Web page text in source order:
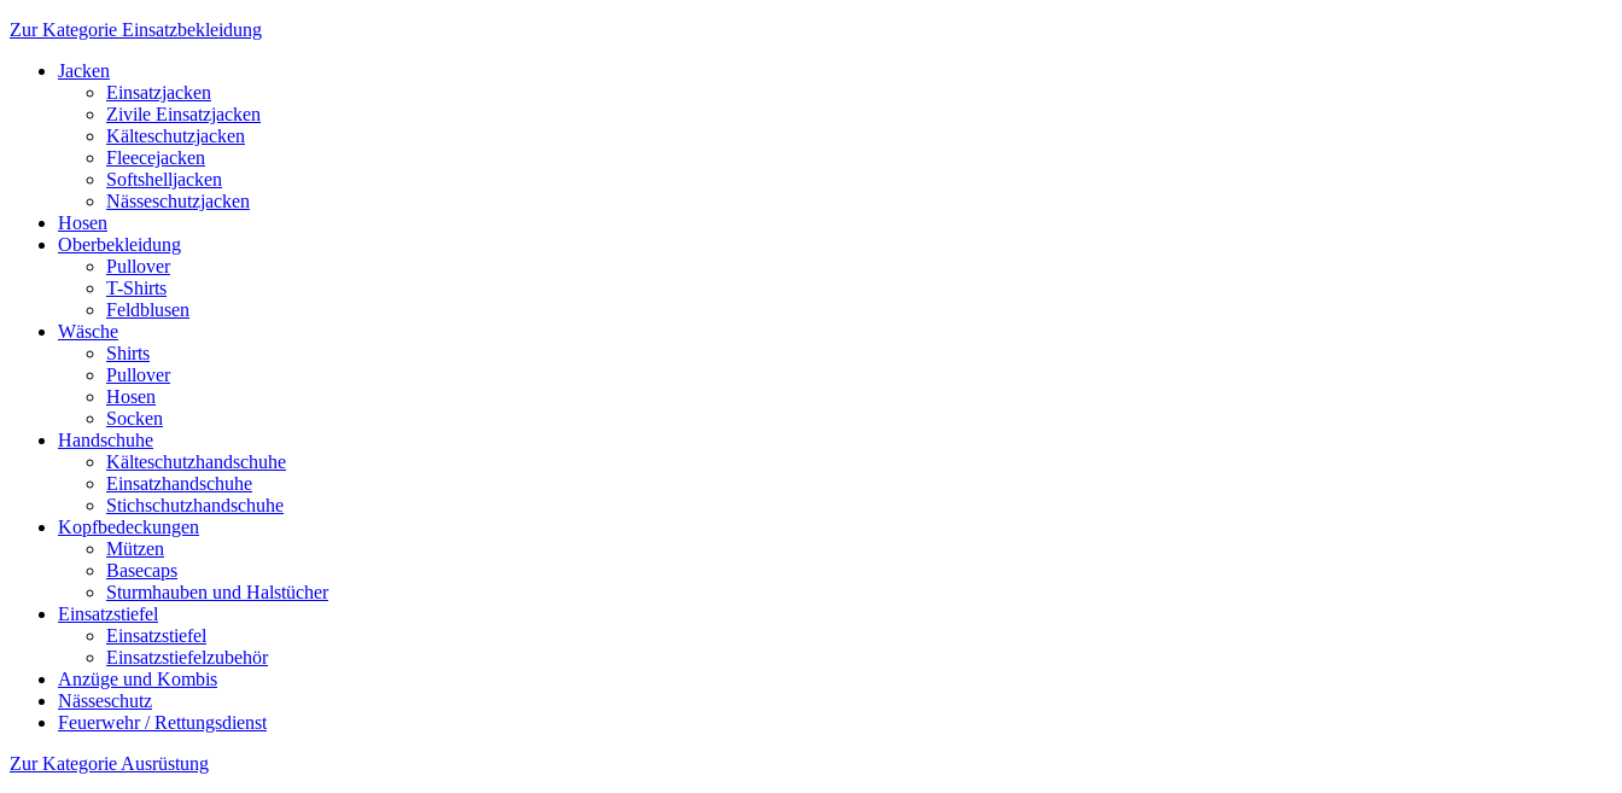
Zur Kategorie Einsatzbekleidung
Jacken
Einsatzjacken
Zivile Einsatzjacken
Kälteschutzjacken
Fleecejacken
Softshelljacken
Nässeschutzjacken
Hosen
Oberbekleidung
Pullover
T-Shirts
Feldblusen
Wäsche
Shirts
Pullover
Hosen
Socken
Handschuhe
Kälteschutzhandschuhe
Einsatzhandschuhe
Stichschutzhandschuhe
Kopfbedeckungen
Mützen
Basecaps
Sturmhauben und Halstücher
Einsatzstiefel
Einsatzstiefel
Einsatzstiefelzubehör
Anzüge und Kombis
Nässeschutz
Feuerwehr / Rettungsdienst
Zur Kategorie Ausrüstung